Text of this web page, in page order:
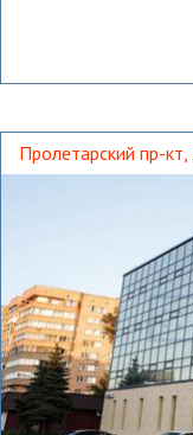
Пролетарский пр-